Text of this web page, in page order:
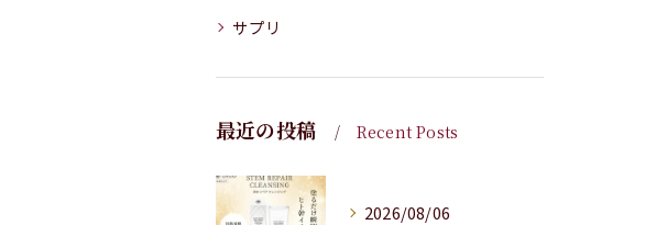
サプリ
最近の投稿 Recent Posts
2026/08/06